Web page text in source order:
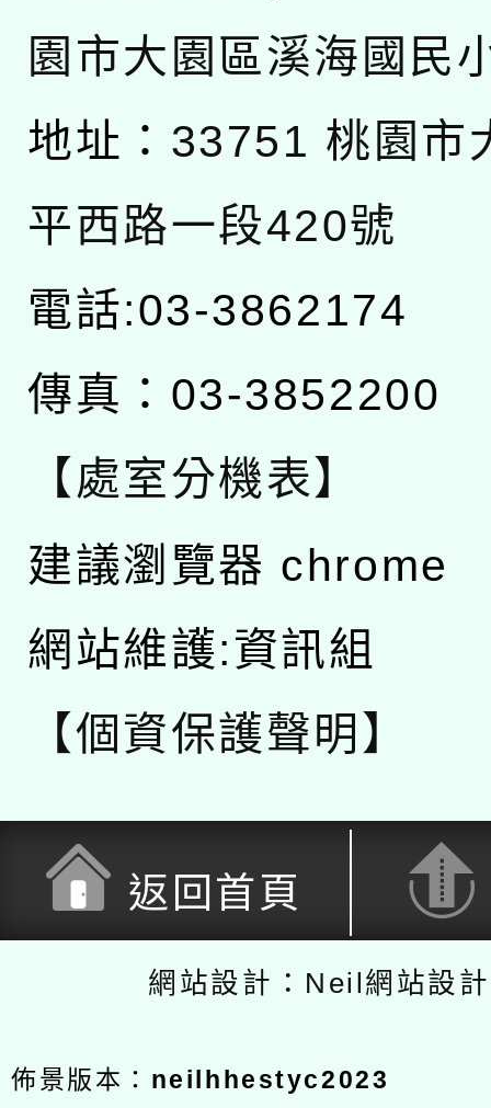
園市大園區溪海國民
地址： 33751 桃園市
平西路一段420號
電話:03-3862174
傳真：03-3852200
【處室分機表】
建議瀏覽器 chrome
網站維護:資訊組
【個資保護聲明】
返回首頁
網站設計：Neil網站設
佈景版本： neilhhestyc2023